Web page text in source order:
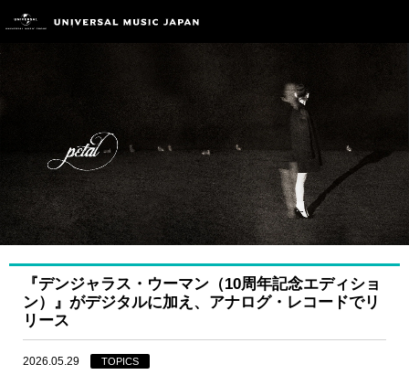
『デンジャラス・ウーマン（10周年記念エディショ
ン）』がデジタルに加え、アナログ・レコードでリ
リース
2026.05.29 TOPICS